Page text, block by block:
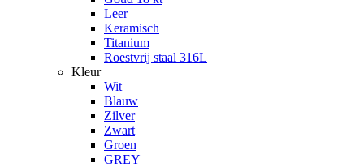
Leer
Keramisch
Titanium
Roestvrij staal 316L
Kleur
Wit
Blauw
Zilver
Zwart
Groen
GREY